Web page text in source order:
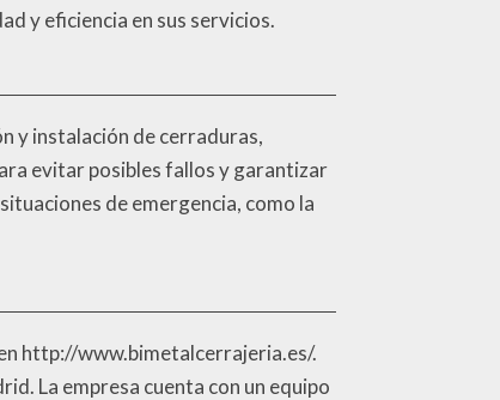
y eficiencia en sus servicios.
y instalación de cerraduras,
evitar posibles fallos y garantizar
de emergencia, como la
http://www.bimetalcerrajeria.es/.
La empresa cuenta con un equipo